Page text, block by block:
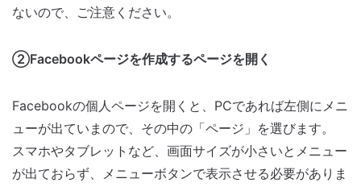
ないので、ご注意ください。
②Facebookページを作成するページを開く
Facebookの個人ページを開くと、PCであれば左側にメニ
ューが出ていまので、その中の「ページ」を選びます。
スマホやタブレットなど、画面サイズが小さいとメニュー
が出ておらず、メニューボタンで表示させる必要がありま